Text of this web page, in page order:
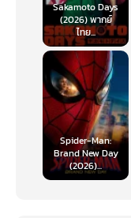
Sakamoto Days
(2026) พากย์
ไทย...
Spider-Man:
Brand New Day
(2026)...